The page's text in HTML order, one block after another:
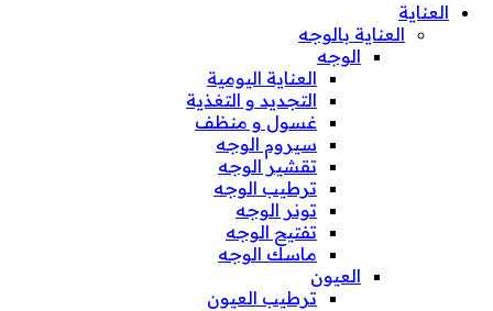
العناية
العناية بالوجه
الوجه
العناية اليومية
التجديد و التغذية
غسول و منظف
سيروم الوجه
تقشير الوجه
ترطيب الوجه
تونر الوجه
تفتيح الوجه
ماسك الوجه
العيون
ترطيب العيون